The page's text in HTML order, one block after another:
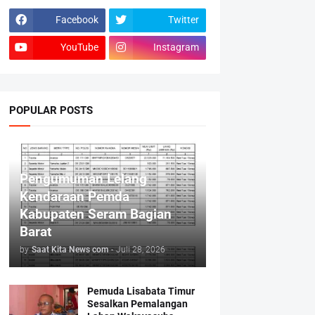
Facebook Twitter
YouTube Instagram
POPULAR POSTS
Pengumuman Lelang
Kendaraan Pemda
Kabupaten Seram Bagian
Barat
by Saat Kita News com - Juli 28, 2026
Pemuda Lisabata Timur
Sesalkan Pemalangan